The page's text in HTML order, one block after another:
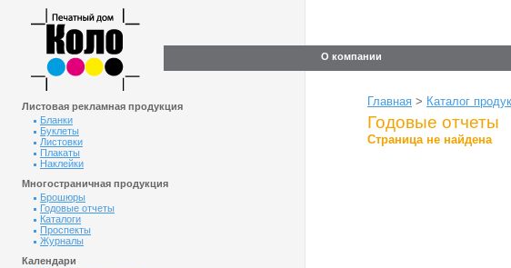
О компании
Листовая рекламная продукция
Бланки
Буклеты
Листовки
Плакаты
Наклейки
Многостраничная продукция
Брошюры
Годовые отчеты
Каталоги
Проспекты
Журналы
Календари
Главная > Каталог
Годовые отчеты
Страница не найдена